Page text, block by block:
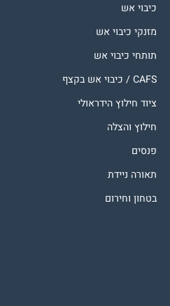
כיבוי אש
מזנקי כיבוי אש
תותחי כיבוי אש
CAFS / כיבוי אש בקצף
ציוד חילוץ הידראולי
חילוץ והצלה
פנסים
תאורה ניידת
בטחון וחירום